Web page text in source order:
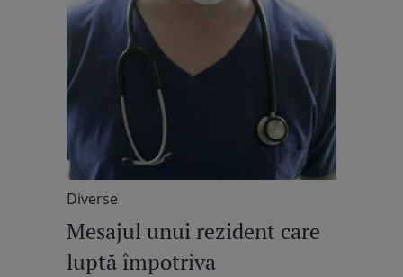
Diverse
Mesajul unui rezident care
luptă împotriva